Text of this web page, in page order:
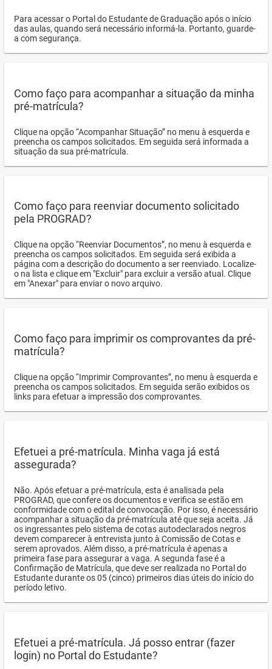
Para acessar o Portal do Estudante de Graduação após o início
das aulas, quando será necessário informá-la. Portanto, guarde-
a com segurança.
Como faço para acompanhar a situação da minha
pré-matrícula?
Clique na opção “Acompanhar Situação” no menu à esquerda e
preencha os campos solicitados. Em seguida será informada a
situação da sua pré-matrícula.
Como faço para reenviar documento solicitado
pela PROGRAD?
Clique na opção “Reenviar Documentos”, no menu à esquerda e
preencha os campos solicitados. Em seguida será exibida a
página com a descrição do documento a ser reenviado. Localize-
o na lista e clique em "Excluir" para excluir a versão atual. Clique
em "Anexar" para enviar o novo arquivo.
Como faço para imprimir os comprovantes da pré-
matrícula?
Clique na opção “Imprimir Comprovantes”, no menu à esquerda e
preencha os campos solicitados. Em seguida serão exibidos os
links para efetuar a impressão dos comprovantes.
Efetuei a pré-matrícula. Minha vaga já está
assegurada?
Não. Após efetuar a pré-matrícula, esta é analisada pela
PROGRAD, que confere os documentos e verifica se estão em
conformidade com o edital de convocação. Por isso, é necessário
acompanhar a situação da pré-matrícula até que seja aceita. Já
os ingressantes pelo sistema de cotas autodeclarados negros
devem comparecer à entrevista junto à Comissão de Cotas e
serem aprovados. Além disso, a pré-matrícula é apenas a
primeira fase para assegurar a vaga. A segunda fase é a
Confirmação de Matrícula, que deve ser realizada no Portal do
Estudante durante os 05 (cinco) primeiros dias úteis do início do
período letivo.
Efetuei a pré-matrícula. Já posso entrar (fazer
login) no Portal do Estudante?